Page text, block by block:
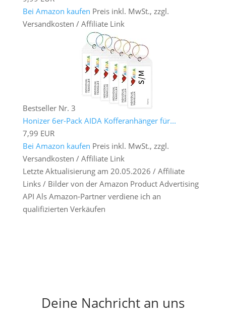
Bei Amazon kaufen Preis inkl. MwSt., zzgl.
Versandkosten / Affiliate Link
Bestseller Nr. 3
Honizer 6er-Pack AIDA Kofferanhänger für...
7,99 EUR
Bei Amazon kaufen Preis inkl. MwSt., zzgl.
Versandkosten / Affiliate Link
Letzte Aktualisierung am 20.05.2026 / Affiliate
Links / Bilder von der Amazon Product Advertising
API Als Amazon-Partner verdiene ich an
qualifizierten Verkäufen
Deine Nachricht an uns